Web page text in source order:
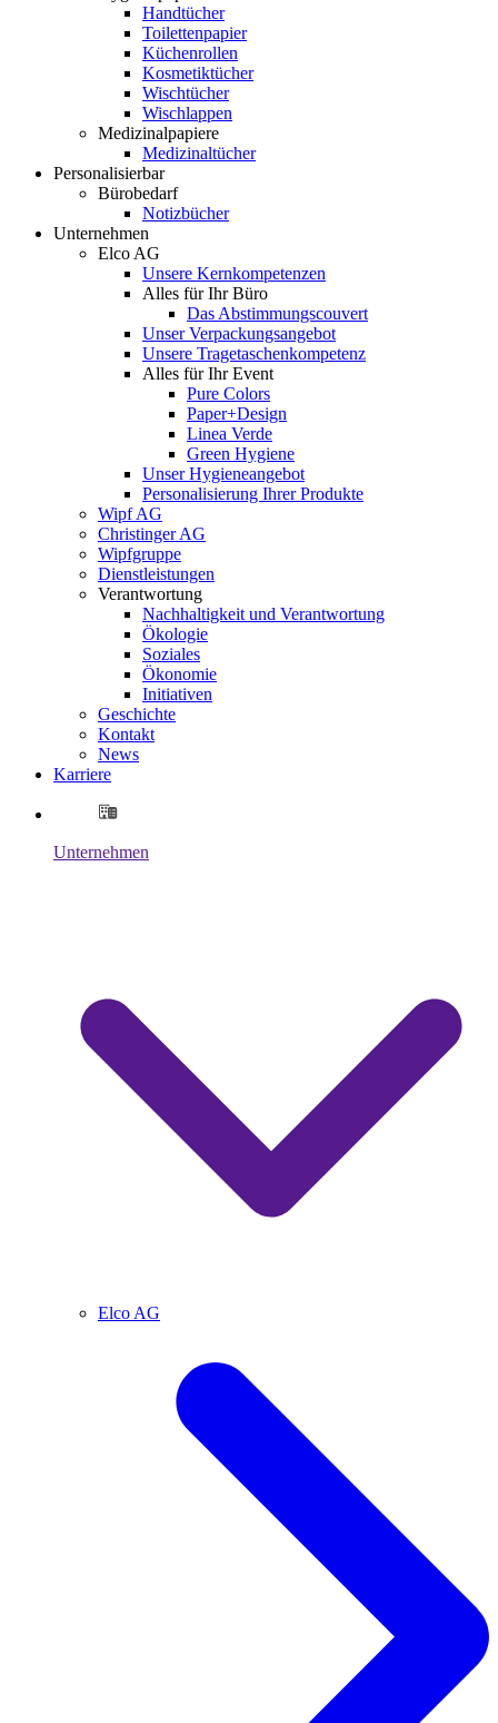
Handtücher
Toilettenpapier
Küchenrollen
Kosmetiktücher
Wischtücher
Wischlappen
Medizinalpapiere
Medizinaltücher
Personalisierbar
Bürobedarf
Notizbücher
Unternehmen
Elco AG
Unsere Kernkompetenzen
Alles für Ihr Büro
Das Abstimmungscouvert
Unser Verpackungsangebot
Unsere Tragetaschenkompetenz
Alles für Ihr Event
Pure Colors
Paper+Design
Linea Verde
Green Hygiene
Unser Hygieneangebot
Personalisierung Ihrer Produkte
Wipf AG
Christinger AG
Wipfgruppe
Dienstleistungen
Verantwortung
Nachhaltigkeit und Verantwortung
Ökologie
Soziales
Ökonomie
Initiativen
Geschichte
Kontakt
News
Karriere
Unternehmen
Elco AG